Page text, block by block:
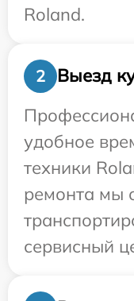
Roland.
2
Выезд
удобное
техники
ремонта мы
сервисный